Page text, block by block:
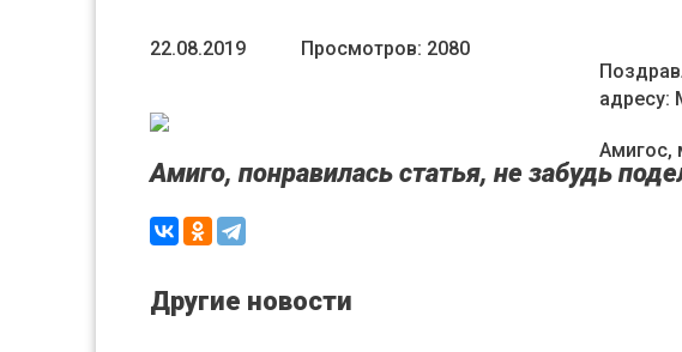
22.08.2019
Просмотров: 2080
адресу:
Амигос,
Амиго, понравилась статья, не забудь
Другие новости